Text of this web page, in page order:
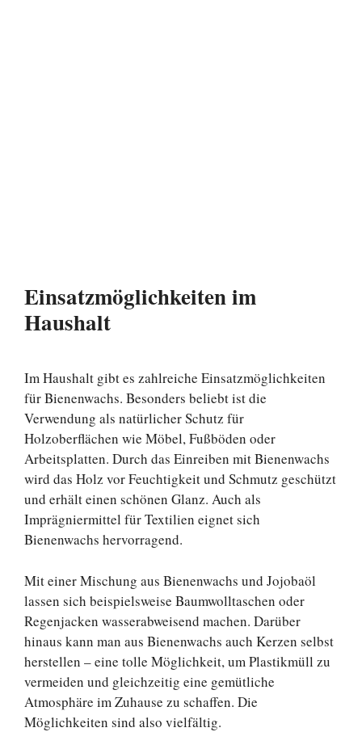
Einsatzmöglichkeiten im
Haushalt
Im Haushalt gibt es zahlreiche Einsatzmöglichkeiten
für Bienenwachs. Besonders beliebt ist die
Verwendung als natürlicher Schutz für
Holzoberflächen wie Möbel, Fußböden oder
Arbeitsplatten. Durch das Einreiben mit Bienenwachs
wird das Holz vor Feuchtigkeit und Schmutz geschützt
und erhält einen schönen Glanz. Auch als
Imprägniermittel für Textilien eignet sich
Bienenwachs hervorragend.
Mit einer Mischung aus Bienenwachs und Jojobaöl
lassen sich beispielsweise Baumwolltaschen oder
Regenjacken wasserabweisend machen. Darüber
hinaus kann man aus Bienenwachs auch Kerzen selbst
herstellen – eine tolle Möglichkeit, um Plastikmüll zu
vermeiden und gleichzeitig eine gemütliche
Atmosphäre im Zuhause zu schaffen. Die
Möglichkeiten sind also vielfältig.